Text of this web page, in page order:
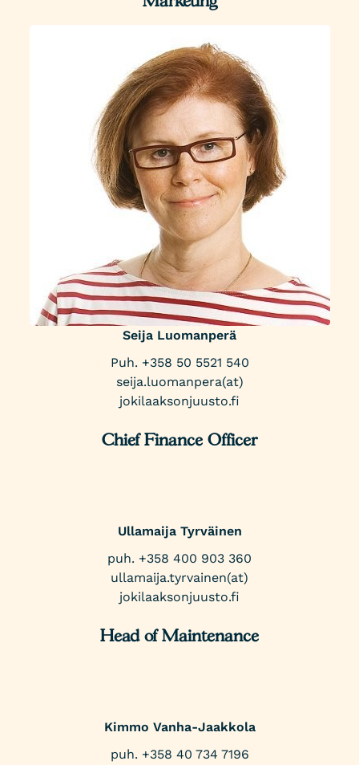
Seija Luomanperä
Puh. +358 50 5521 540
seija.luomanpera(at)
jokilaaksonjuusto.fi
Chief Finance Officer
Ullamaija Tyrväinen
puh. +358 400 903 360
ullamaija.tyrvainen(at)
jokilaaksonjuusto.fi
Head of Maintenance
Kimmo Vanha-Jaakkola
puh. +358 40 734 7196